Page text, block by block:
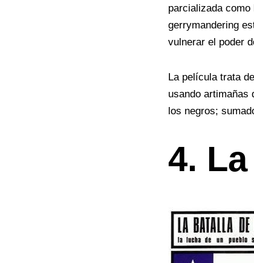
parcializada
gerrymandering
vulnerar el poder
La película trata
usando artimañas
los negros;
4.